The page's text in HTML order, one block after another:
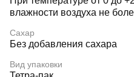
влажности воздуха не
Сахар
Без добавления сахара
Вид упаковки